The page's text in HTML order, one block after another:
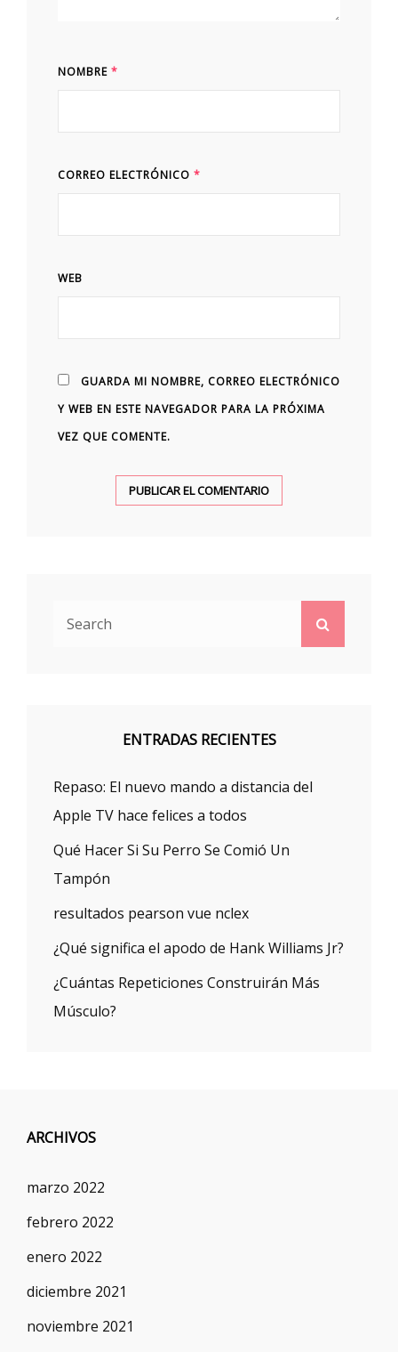
NOMBRE *
CORREO ELECTRÓNICO *
WEB
GUARDA MI NOMBRE, CORREO ELECTRÓNICO
Y WEB EN ESTE NAVEGADOR PARA LA PRÓXIMA
VEZ QUE COMENTE.
ENTRADAS RECIENTES
Repaso: El nuevo mando a distancia del
Apple TV hace felices a todos
Qué Hacer Si Su Perro Se Comió Un
Tampón
resultados pearson vue nclex
¿Qué significa el apodo de Hank Williams Jr?
¿Cuántas Repeticiones Construirán Más
Músculo?
ARCHIVOS
marzo 2022
febrero 2022
enero 2022
diciembre 2021
noviembre 2021